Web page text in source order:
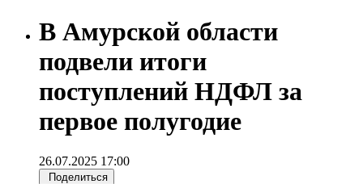
В Амурской области
подвели итоги
поступлений НДФЛ за
первое полугодие
26.07.2025 17:00
Поделиться